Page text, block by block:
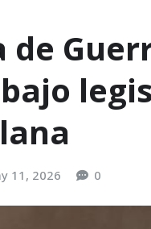
de
11, 2026 0